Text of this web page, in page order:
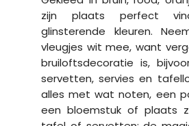
zijn plaats perfect
glinsterende kleuren.
vleugjes wit mee, want
bruiloftsdecoratie is,
servetten, servies en
alles met wat noten, een
een bloemstuk of plaats